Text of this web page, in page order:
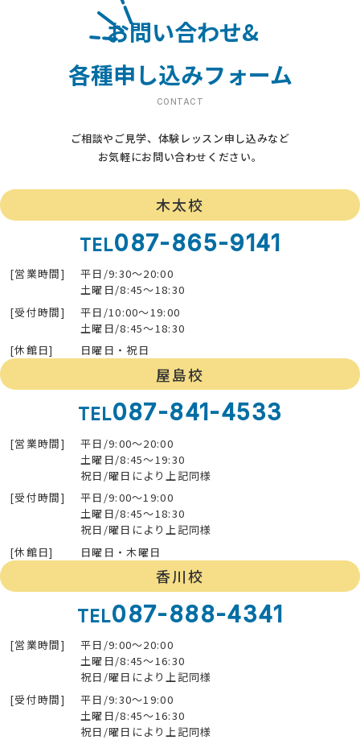
お問い合わせ&
各種申し込みフォーム
CONTACT
ご相談やご見学、体験レッスン申し込みなど
お気軽にお問い合わせください。
木太校
TEL087-865-9141
[営業時間]
平日/9:30～20:00
土曜日/8:45～18:30
[受付時間]
平日/10:00～19:00
土曜日/8:45～18:30
[休館日]
日曜日・祝日
屋島校
TEL087-841-4533
[営業時間]
平日/9:00～20:00
土曜日/8:45～19:30
祝日/曜日により上記同様
[受付時間]
平日/9:00～19:00
土曜日/8:45～18:30
祝日/曜日により上記同様
[休館日]
日曜日・木曜日
香川校
TEL087-888-4341
[営業時間]
平日/9:00～20:00
土曜日/8:45～16:30
祝日/曜日により上記同様
[受付時間]
平日/9:30～19:00
土曜日/8:45～16:30
祝日/曜日により上記同様